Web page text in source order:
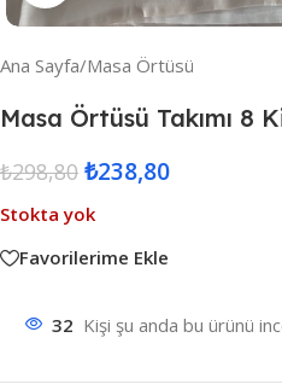
Ana Sayfa/Masa Örtüsü
Masa Örtüsü Takımı 8
₺298,80 ₺238,80
Stokta yok
Favorilerime Ekle
32 Kişi şu anda bu ürünü